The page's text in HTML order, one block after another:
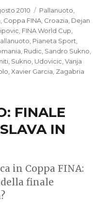
2010 Categorie
Pallanuoto
, Coppa FINA, Croazia, Dejan
, FINA World Cup,
, Pianeta Sport,
, Rudic, Sandro Sukno,
, Sukno, Udovicic,Vanja
,Xavier Garcia, Zagabria
FINALE
IN
in Coppa FINA:
finale